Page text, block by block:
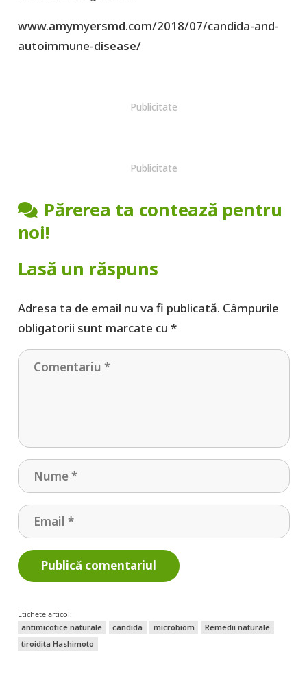
www.amymyersmd.com/2018/07/candida-and-
autoimmune-disease/
Publicitate
Publicitate
Părerea ta contează pentru
noi!
Lasă un răspuns
Adresa ta de email nu va fi publicată. Câmpurile
obligatorii sunt marcate cu *
Publică comentariul
Etichete articol:
antimicotice naturale
candida microbiom
Remedii naturale
tiroidita Hashimoto